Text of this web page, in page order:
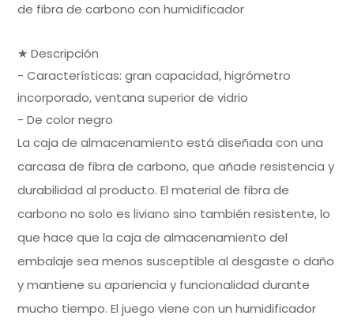
de fibra de carbono con humidificador
★ Descripción
- Características: gran capacidad, higrómetro
incorporado, ventana superior de vidrio
- De color negro
La caja de almacenamiento está diseñada con una
carcasa de fibra de carbono, que añade resistencia y
durabilidad al producto. El material de fibra de
carbono no solo es liviano sino también resistente, lo
que hace que la caja de almacenamiento del
embalaje sea menos susceptible al desgaste o daño
y mantiene su apariencia y funcionalidad durante
mucho tiempo. El juego viene con un humidificador